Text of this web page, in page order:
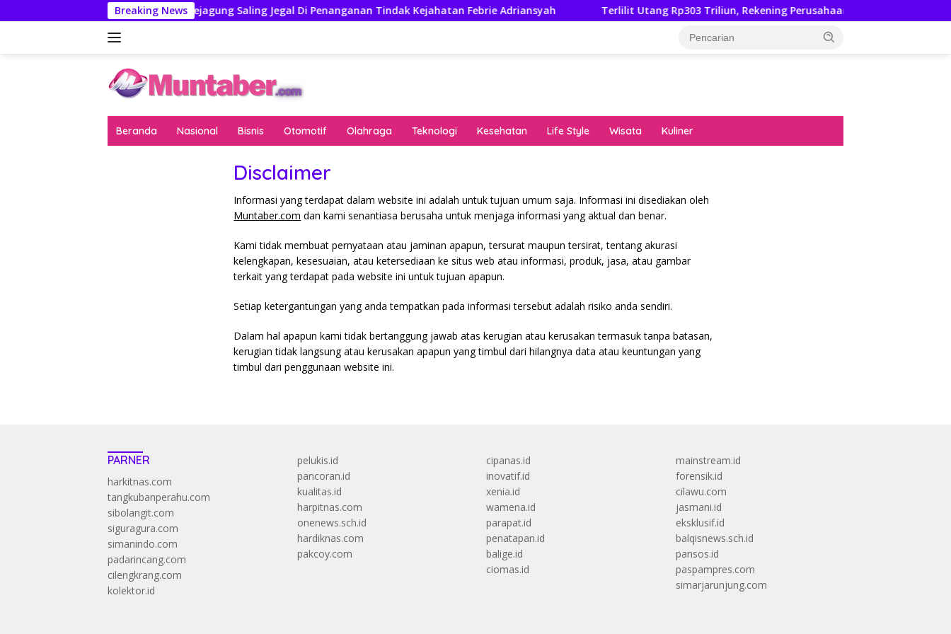
ke
Breaking News
Polri dan Kejagung Saling Jegal Di Penanganan Tindak Kejahatan Febrie Adriansyah Terlilit Utang Rp303 Triliun, Rekening Perusahaan Energi Iran NIOC
Beranda Nasional Bisnis Otomotif Olahraga Teknologi Kesehatan Life Style Wisata Kuliner
Disclaimer
Informasi yang terdapat dalam website ini adalah untuk tujuan umum saja. Informasi ini disediakan oleh
Muntaber.com dan kami senantiasa berusaha untuk menjaga informasi yang aktual dan benar.
Kami tidak membuat pernyataan atau jaminan apapun, tersurat maupun tersirat, tentang akurasi
kelengkapan, kesesuaian, atau ketersediaan ke situs web atau informasi, produk, jasa, atau gambar
terkait yang terdapat pada website ini untuk tujuan apapun.
Setiap ketergantungan yang anda tempatkan pada informasi tersebut adalah risiko anda sendiri.
Dalam hal apapun kami tidak bertanggung jawab atas kerugian atau kerusakan termasuk tanpa batasan,
kerugian tidak langsung atau kerusakan apapun yang timbul dari hilangnya data atau keuntungan yang
timbul dari penggunaan website ini.
PARNER
harkitnas.com
tangkubanperahu.com
sibolangit.com
siguragura.com
simanindo.com
padarincang.com
cilengkrang.com
kolektor.id
pelukis.id
pancoran.id
kualitas.id
harpitnas.com
onenews.sch.id
hardiknas.com
pakcoy.com
cipanas.id
inovatif.id
xenia.id
wamena.id
parapat.id
penatapan.id
balige.id
ciomas.id
mainstream.id
forensik.id
cilawu.com
jasmani.id
eksklusif.id
balqisnews.sch.id
pansos.id
paspampres.com
simarjarunjung.com